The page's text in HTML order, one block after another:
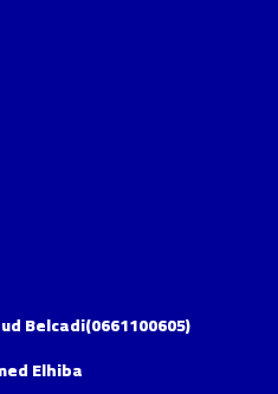
Belcadi(0661100605)
Elhiba